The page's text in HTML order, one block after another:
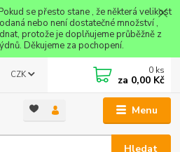
se přesto stane , že některá velikost
nebo není dostatečné množství ,
protože je doplňujeme průběžně z
Děkujeme za pochopení.
Menu
CZK
Hledat
0 ks
za 0,00 Kč